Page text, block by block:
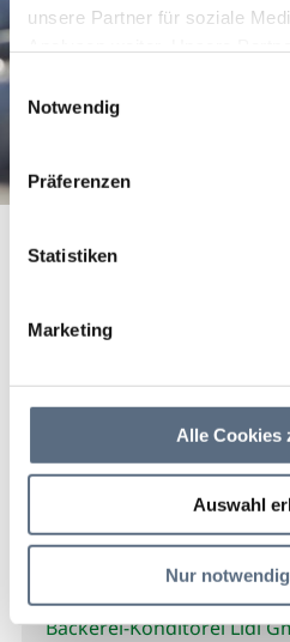
unsere Partner für soziale
zusammen, die Sie ihnen
sie im Rahmen Ihrer Nutzung
Einwilligungsauswahl
Notwendig
Präferenzen
Statistiken
Marketing
Alle Cookies
Auswahl
Nur
Bäckerei-
GmbH
Bäckerei-Konditorei Lidl
Bäckerei-Konditorei Lidl